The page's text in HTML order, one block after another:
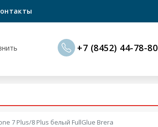
+7 (8452) 44-78-80
7 Plus/8 Plus белый FullGlue Brera